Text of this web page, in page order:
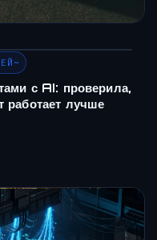
с AI: проверила,
работает лучше